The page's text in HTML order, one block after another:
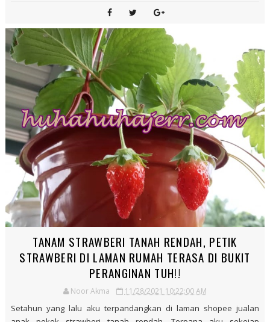
MELANGKAH TAHUN 2022 DALAM KESAMARAN
KEHIDUPAN
Noor Akma 1/31/2022 08:59:00 AM
Pergh, tajuk gempak gituuu..!!! Sebenarnya aku dah kehilangan
mood untuk menguruskan waktu dalam berblogging ni. Plus, blog
pun dah kekurang...
Continue Reading